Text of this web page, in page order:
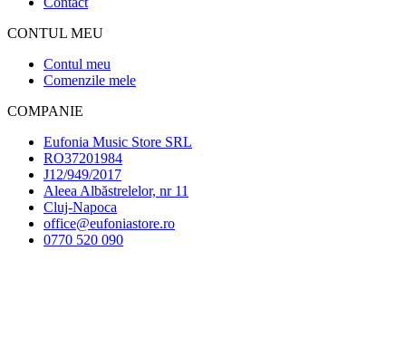
CONTUL MEU
Contul meu
Comenzile mele
COMPANIE
Eufonia Music Store SRL
RO37201984
J12/949/2017
Aleea Albăstrelelor, nr 11
Cluj-Napoca
office@eufoniastore.ro
0770 520 090